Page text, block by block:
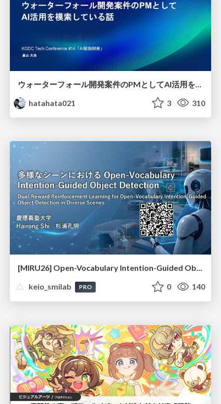
hatahata021
3 310
[MIRU26] Open-Vocabulary Intention-Guided Object Detection in Diverse Scenes
keio_smilab
PRO 0 140